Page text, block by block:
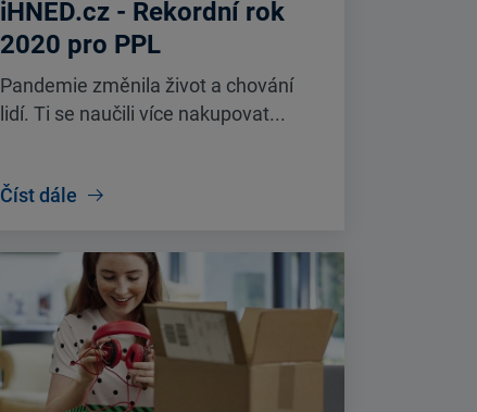
iHNED.cz - Rekordní rok
2020 pro PPL
Pandemie změnila život a chování
lidí. Ti se naučili více nakupovat...
Číst dále